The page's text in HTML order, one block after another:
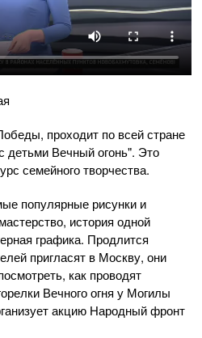
проходит по всей стране
детьми Вечный огонь". Это
семейного творчества.
популярные рисунки и
история одной
графика. Продлится
пригласят в Москву, они
как проводят
Вечного огня у Могилы
акцию Народный фронт